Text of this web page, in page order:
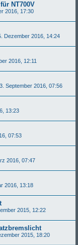
NT700V
2016, 17:30
Dezember 2016, 14:24
2016, 12:11
September 2016, 07:56
13:23
07:53
2016, 07:47
2016, 13:18
2015, 12:22
2015, 18:20